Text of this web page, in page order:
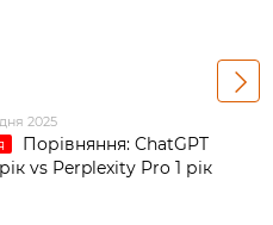
2025
Порівняння: ChatGPT
vs Perplexity Pro 1 рік